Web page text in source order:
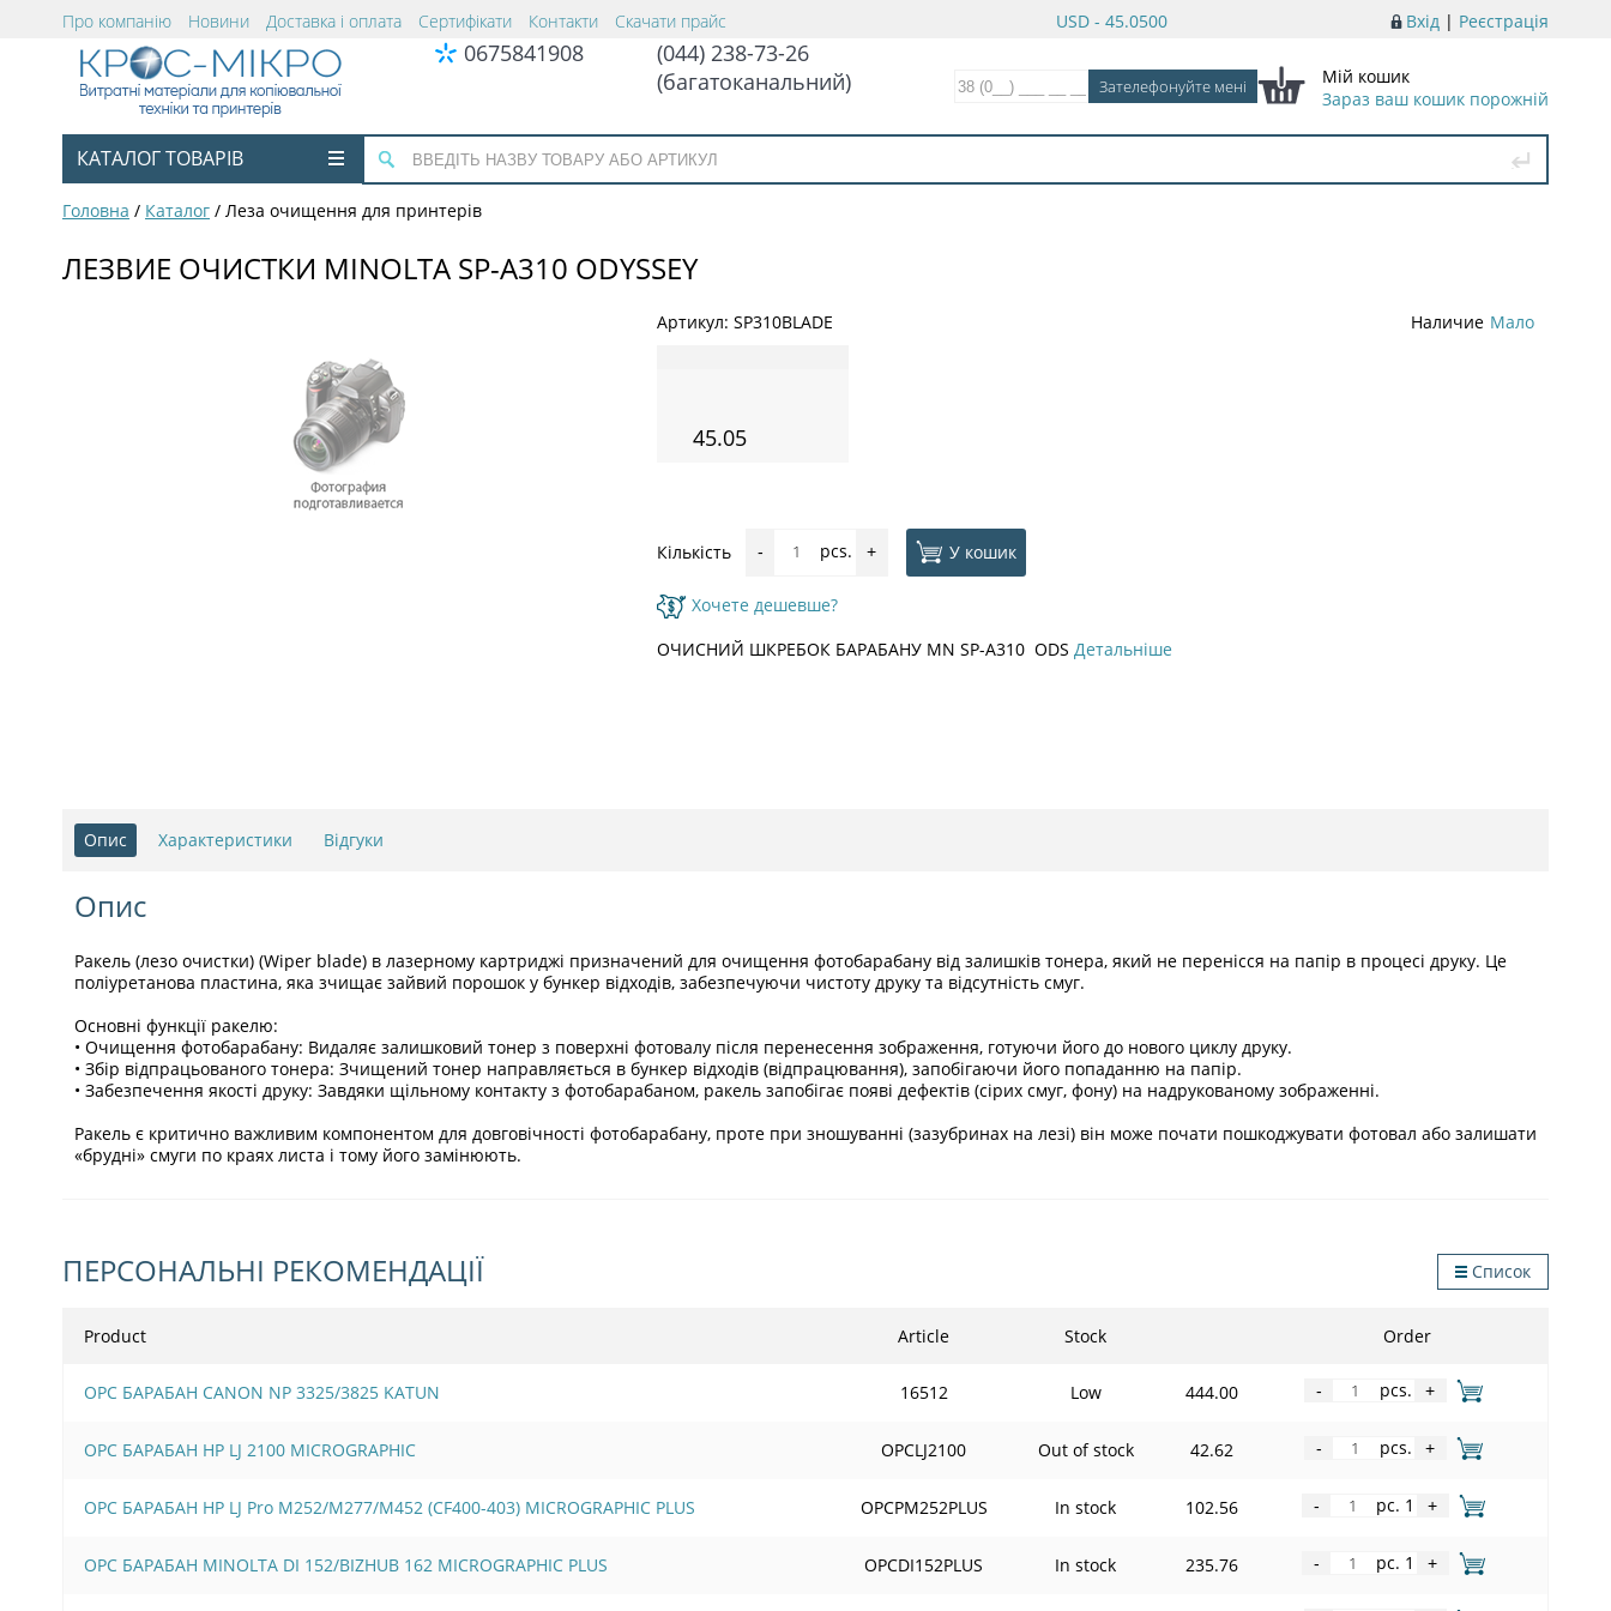
Вхід | Реєстрація
USD - 45.0500
Про компанію Новини Доставка і оплата Сертифікати Контакти Скачати прайс
0675841908
(044) 238-73-26
(багатоканальний)
Мій кошик
Зараз ваш кошик порожній
КАТАЛОГ ТОВАРІВ
Головна / Каталог / Леза очищення для принтерів
ЛЕЗВИЕ ОЧИСТКИ MINOLTA SP-А310 ODYSSEY
Артикул: SP310BLADE Наличие Мало
45.05
Кількість - pcs. + У кошик
Хочете дешевше?
ОЧИСНИЙ ШКРЕБОК БАРАБАНУ MN SP-А310 ODS Детальніше
Опис Характеристики Відгуки
Опис
Ракель (лезо очистки) (Wiper blade) в лазерному картриджі призначений для очищення фотобарабану від залишків тонера, який не перенісся на папір в процесі друку. Це
поліуретанова пластина, яка зчищає зайвий порошок у бункер відходів, забезпечуючи чистоту друку та відсутність смуг.
Основні функції ракелю:
• Очищення фотобарабану: Видаляє залишковий тонер з поверхні фотовалу після перенесення зображення, готуючи його до нового циклу друку.
• Збір відпрацьованого тонера: Зчищений тонер направляється в бункер відходів (відпрацювання), запобігаючи його попаданню на папір.
• Забезпечення якості друку: Завдяки щільному контакту з фотобарабаном, ракель запобігає появі дефектів (сірих смуг, фону) на надрукованому зображенні.
Ракель є критично важливим компонентом для довговічності фотобарабану, проте при зношуванні (зазубринах на лезі) він може почати пошкоджувати фотовал або залишати
«брудні» смуги по краях листа і тому його замінюють.
ПЕРСОНАЛЬНІ РЕКОМЕНДАЦІЇ Список
Product Article Stock Order
OPC БАРАБАН CANON NP 3325/3825 KATUN 16512 Low 444.00 - pcs. +
OPC БАРАБАН HP LJ 2100 MICROGRAPHIC OPCLJ2100 Out of stock 42.62 - pcs. +
OPC БАРАБАН HP LJ Pro M252/M277/M452 (CF400-403) MICROGRAPHIC PLUS OPCPM252PLUS In stock 102.56 - pc. 1 +
OPC БАРАБАН MINOLTA DI 152/BIZHUB 162 MICROGRAPHIC PLUS OPCDI152PLUS In stock 235.76 - pc. 1 +